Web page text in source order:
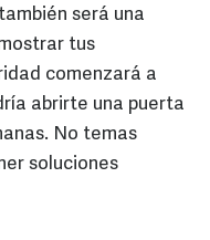
será una
tus
comenzará a
abrirte una puerta
No temas
soluciones